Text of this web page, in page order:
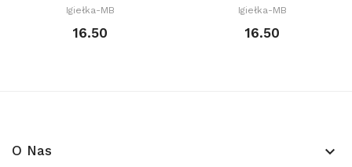
Igiełka-MB
16.50
Igiełka-MB
16.50
O Nas keyboard_arrow_down